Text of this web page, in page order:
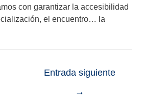
con garantizar la accesibilidad
el encuentro… la
Entrada siguiente
→